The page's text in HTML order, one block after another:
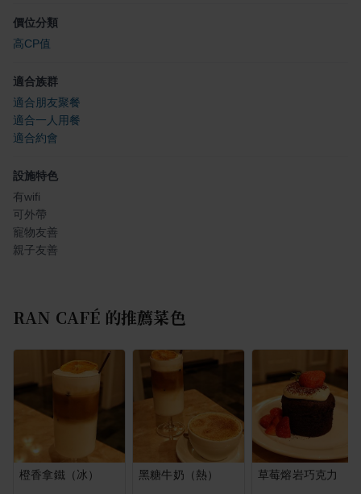
價位分類
高CP值
適合族群
適合朋友聚餐
適合一人用餐
適合約會
設施特色
有wifi
可外帶
寵物友善
親子友善
RAN CAFÉ 的推薦菜色
橙香拿鐵（冰） 黑糖牛奶（熱） 草莓熔岩巧克力